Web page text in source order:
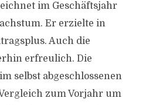
im Geschäftsjahr
Er erzielte in
Auch die
erfreulich. Die
selbst abgeschlossenen
zum Vorjahr um